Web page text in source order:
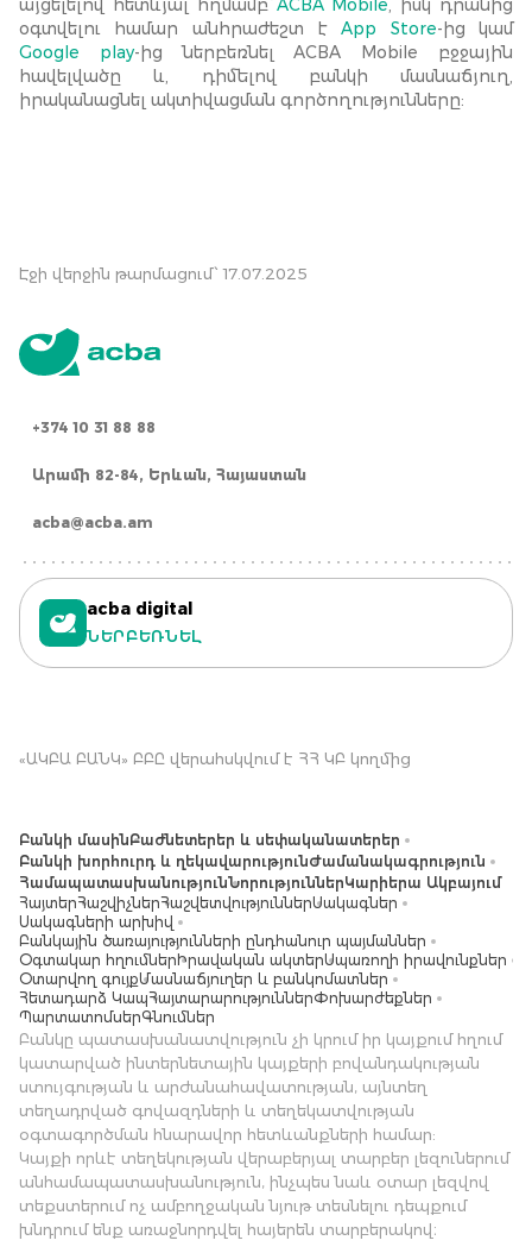
այցելելով հետևյալ հղմամբ`ACBA Mobile, իսկ դրանից
օգտվելու համար անհրաժեշտ էApp Store-ից կամ
Google play-ից ներբեռնել ACBA Mobile բջջային
հավելվածը և, դիմելով բանկի մասնաճյուղ,
իրականացնել ակտիվացման գործողությունները:
Էջի վերջին թարմացում՝ 17.07.2025
+374 10 31 88 88
Արամի 82-84, Երևան, Հայաստան
acba@acba.am
acba digital
ՆԵՐԲԵՌՆԵԼ
«ԱԿԲԱ ԲԱՆԿ» ԲԲԸ վերահսկվում է ՀՀ ԿԲ կողմից
Բանկի մասինԲաժնետերեր և սեփականատերեր
Բանկի խորհուրդ և ղեկավարությունԺամանակագրություն
ՀամապատասխանությունՆորություններԿարիերա Ակբայում
ՀայտերՀաշվիչներՀաշվետվություններՍակագներ
Սակագների արխիվ
Բանկային ծառայությունների ընդհանուր պայմաններ
Օգտակար հղումներ Իրավական ակտերՍպառողի իրավունքներ
Օտարվող գույքՄասնաճյուղեր և բանկոմատներ
Հետադարձ ԿապՀայտարարություններՓոխարժեքներ
ՊարտատոմսերԳնումներ
Բանկը պատասխանատվություն չի կրում իր կայքում հղում
կատարված ինտերնետային կայքերի բովանդակության
ստույգության և արժանահավատության, այնտեղ
տեղադրված գովազդների և տեղեկատվության
օգտագործման հնարավոր հետևանքների համար:
Կայքի որևէ տեղեկության վերաբերյալ տարբեր լեզուներում
անհամապատասխանություն, ինչպես նաև օտար լեզվով
տեքստերում ոչ ամբողջական նյութ տեսնելու դեպքում
խնդրում ենք առաջնորդվել հայերեն տարբերակով։